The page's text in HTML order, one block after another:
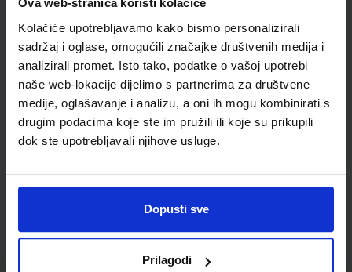
Ova web-stranica koristi kolačiće
Kolačiće upotrebljavamo kako bismo personalizirali
sadržaj i oglase, omogućili značajke društvenih medija i
analizirali promet. Isto tako, podatke o vašoj upotrebi
naše web-lokacije dijelimo s partnerima za društvene
medije, oglašavanje i analizu, a oni ih mogu kombinirati s
drugim podacima koje ste im pružili ili koje su prikupili
dok ste upotrebljavali njihove usluge.
Dopusti sve
Prilagodi
Autor(i):Goran Dragičević
Nakladnik:
ŠKOLSKA KNJIGA d.d. Registarski broj ministarstva:
SKU:556521 CIJENA:12,00 €
ŠIFRA OMOTA:
Udžbenik
škole
Budak Hajdarović Kujundžić Labor